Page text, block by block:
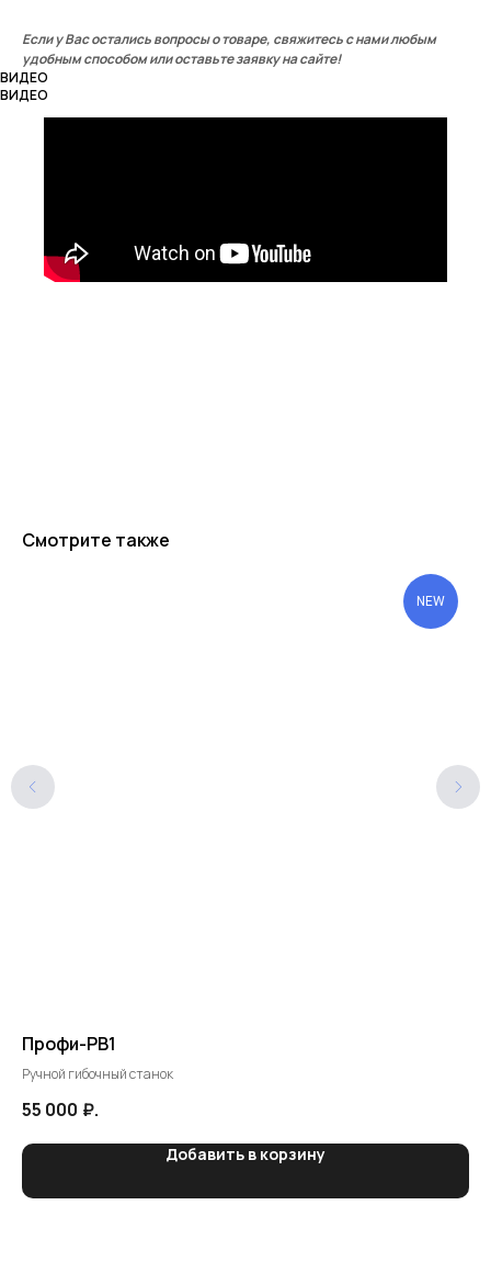
Если у Вас остались вопросы о товаре, свяжитесь с нами любым
удобным способом или оставьте заявку на сайте!
ВИДЕО
ВИДЕО
Смотрите также
NEW
Профи-РВ1
Ручной гибочный станок
55 000 ₽.
Добавить в корзину